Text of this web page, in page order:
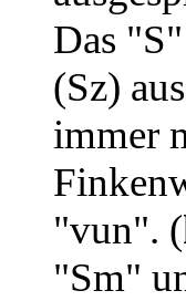
Das
(Sz)
immer
"vun". (
"Sm"